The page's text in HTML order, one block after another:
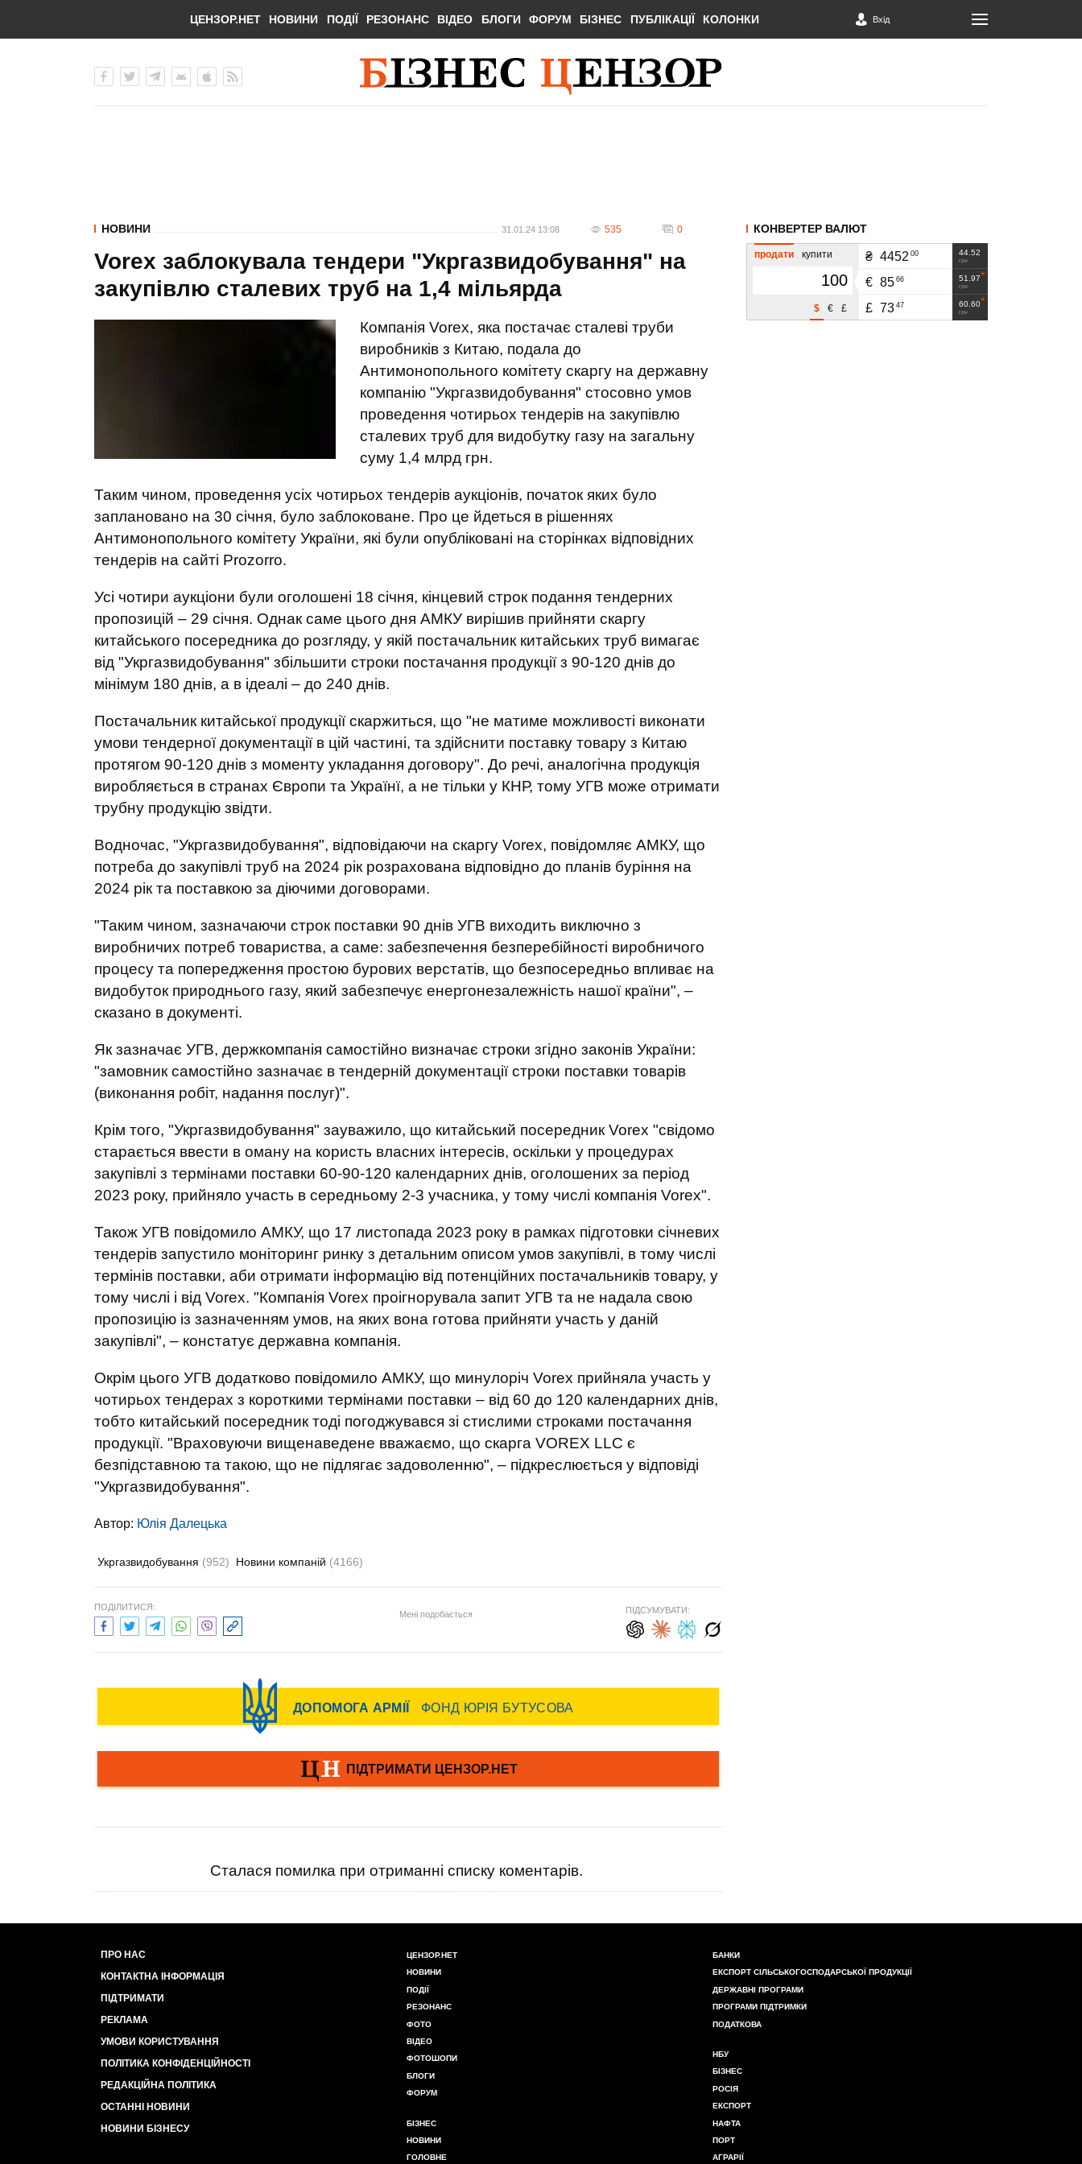
ЦЕНЗОР.НЕТ НОВИНИ ПОДІЇ РЕЗОНАНС ВІДЕО БЛОГИ ФОРУМ БІЗНЕС ПУБЛІКАЦІЇ КОЛОНКИ Вхід
НОВИНИ 31.01.24 13:08 535 0
Vorex заблокувала тендери "Укргазвидобування" на
закупівлю сталевих труб на 1,4 мільярда
Компанія Vorex, яка постачає сталеві труби
виробників з Китаю, подала до
Антимонопольного комітету скаргу на державну
компанію "Укргазвидобування" стосовно умов
проведення чотирьох тендерів на закупівлю
сталевих труб для видобутку газу на загальну
суму 1,4 млрд грн.
Таким чином, проведення усіх чотирьох тендерів аукціонів, початок яких було
заплановано на 30 січня, було заблоковане. Про це йдеться в рішеннях
Антимонопольного комітету України, які були опубліковані на сторінках відповідних
тендерів на сайті Prozorro.
Усі чотири аукціони були оголошені 18 січня, кінцевий строк подання тендерних
пропозицій – 29 січня. Однак саме цього дня АМКУ вирішив прийняти скаргу
китайського посередника до розгляду, у якій постачальник китайських труб вимагає
від "Укргазвидобування" збільшити строки постачання продукції з 90-120 днів до
мінімум 180 днів, а в ідеалі – до 240 днів.
Постачальник китайської продукції скаржиться, що "не матиме можливості виконати
умови тендерної документації в цій частині, та здійснити поставку товару з Китаю
протягом 90-120 днів з моменту укладання договору". До речі, аналогічна продукція
виробляється в странах Європи та Українї, а не тільки у КНР, тому УГВ може отримати
трубну продукцію звідти.
Водночас, "Укргазвидобування", відповідаючи на скаргу Vorex, повідомляє АМКУ, що
потреба до закупівлі труб на 2024 рік розрахована відповідно до планів буріння на
2024 рік та поставкою за діючими договорами.
"Таким чином, зазначаючи строк поставки 90 днів УГВ виходить виключно з
виробничих потреб товариства, а саме: забезпечення безперебійності виробничого
процесу та попередження простою бурових верстатів, що безпосередньо впливає на
видобуток природнього газу, який забезпечує енергонезалежність нашої країни", –
сказано в документі.
Як зазначає УГВ, держкомпанія самостійно визначає строки згідно законів України:
"замовник самостійно зазначає в тендерній документації строки поставки товарів
(виконання робіт, надання послуг)".
Крім того, "Укргазвидобування" зауважило, що китайський посередник Vorex "свідомо
старається ввести в оману на користь власних інтересів, оскільки у процедурах
закупівлі з термінами поставки 60-90-120 календарних днів, оголошених за період
2023 року, прийняло участь в середньому 2-3 учасника, у тому числі компанія Vorex".
Також УГВ повідомило АМКУ, що 17 листопада 2023 року в рамках підготовки січневих
тендерів запустило моніторинг ринку з детальним описом умов закупівлі, в тому числі
термінів поставки, аби отримати інформацію від потенційних постачальників товару, у
тому числі і від Vorex. "Компанія Vorex проігнорувала запит УГВ та не надала свою
пропозицію із зазначенням умов, на яких вона готова прийняти участь у даній
закупівлі", – констатує державна компанія.
Окрім цього УГВ додатково повідомило АМКУ, що минулоріч Vorex прийняла участь у
чотирьох тендерах з короткими термінами поставки – від 60 до 120 календарних днів,
тобто китайський посередник тоді погоджувався зі стислими строками постачання
продукції. "Враховуючи вищенаведене вважаємо, що скарга VOREX LLC є
безпідставною та такою, що не підлягає задоволенню", – підкреслюється у відповіді
"Укргазвидобування".
Автор: Юлiя Далецька
Укргазвидобування (952) Новини компаній (4166)
ПОДІЛИТИСЯ:
Мені подобається ПІДСУМУВАТИ:
Сталася помилка при отриманні списку коментарів.
КОНВЕРТЕР ВАЛЮТ
продати купити
£
€
$
44.52
грн
₴ 4452 00
51.97
грн
€ 85 66
60.60
грн
£ 73 47
ПРО НАС
КОНТАКТНА ІНФОРМАЦІЯ
ПІДТРИМАТИ
РЕКЛАМА
УМОВИ КОРИСТУВАННЯ
ПОЛІТИКА КОНФІДЕНЦІЙНОСТІ
РЕДАКЦІЙНА ПОЛІТИКА
ОСТАННІ НОВИНИ
НОВИНИ БІЗНЕСУ
ЦЕНЗОР.НЕТ
НОВИНИ
ПОДІЇ
РЕЗОНАНС
ФОТО
ВІДЕО
ФОТОШОПИ
БЛОГИ
ФОРУМ
БІЗНЕС
НОВИНИ
ГОЛОВНЕ
БАНКИ
ЕКСПОРТ СІЛЬСЬКОГОСПОДАРСЬКОЇ ПРОДУКЦІЇ
ДЕРЖАВНІ ПРОГРАМИ
ПРОГРАМИ ПІДТРИМКИ
ПОДАТКОВА
НБУ
БІЗНЕС
РОСІЯ
ЕКСПОРТ
НАФТА
ПОРТ
АГРАРІЇ